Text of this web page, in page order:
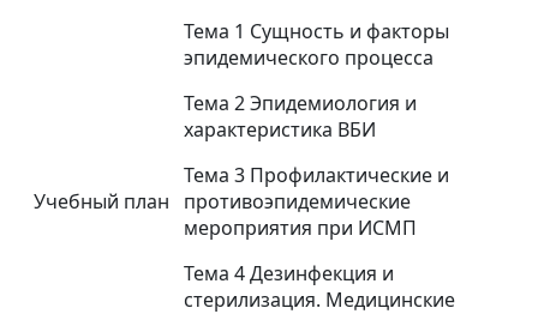
Учебный план
Тема 1 Сущность и факторы
эпидемического процесса
Тема 2 Эпидемиология и
характеристика ВБИ
Тема 3 Профилактические и
противоэпидемические
мероприятия при ИСМП
Тема 4 Дезинфекция и
стерилизация. Медицинские